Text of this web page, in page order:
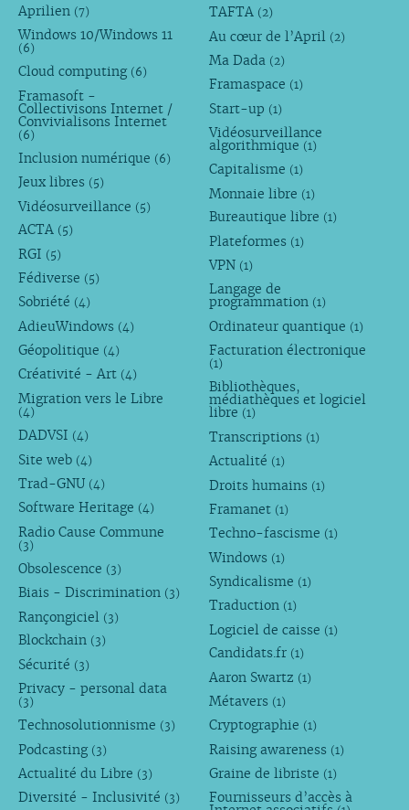
Aprilien (7)
Windows 10/Windows 11
(6)
Cloud computing (6)
Framasoft -
Collectivisons Internet /
Convivialisons Internet
(6)
Inclusion numérique (6)
Jeux libres (5)
Vidéosurveillance (5)
ACTA (5)
RGI (5)
Fédiverse (5)
Sobriété (4)
AdieuWindows (4)
Géopolitique (4)
Créativité - Art (4)
Migration vers le Libre
(4)
DADVSI (4)
Site web (4)
Trad-GNU (4)
Software Heritage (4)
Radio Cause Commune
(3)
Obsolescence (3)
Biais - Discrimination (3)
Rançongiciel (3)
Blockchain (3)
Sécurité (3)
Privacy - personal data
(3)
Technosolutionnisme (3)
Podcasting (3)
Actualité du Libre (3)
Diversité - Inclusivité (3)
TAFTA (2)
Au cœur de l’April (2)
Ma Dada (2)
Framaspace (1)
Start-up (1)
Vidéosurveillance
algorithmique (1)
Capitalisme (1)
Monnaie libre (1)
Bureautique libre (1)
Plateformes (1)
VPN (1)
Langage de
programmation (1)
Ordinateur quantique (1)
Facturation électronique
(1)
Bibliothèques,
médiathèques et logiciel
libre (1)
Transcriptions (1)
Actualité (1)
Droits humains (1)
Framanet (1)
Techno-fascisme (1)
Windows (1)
Syndicalisme (1)
Traduction (1)
Logiciel de caisse (1)
Candidats.fr (1)
Aaron Swartz (1)
Métavers (1)
Cryptographie (1)
Raising awareness (1)
Graine de libriste (1)
Fournisseurs d’accès à